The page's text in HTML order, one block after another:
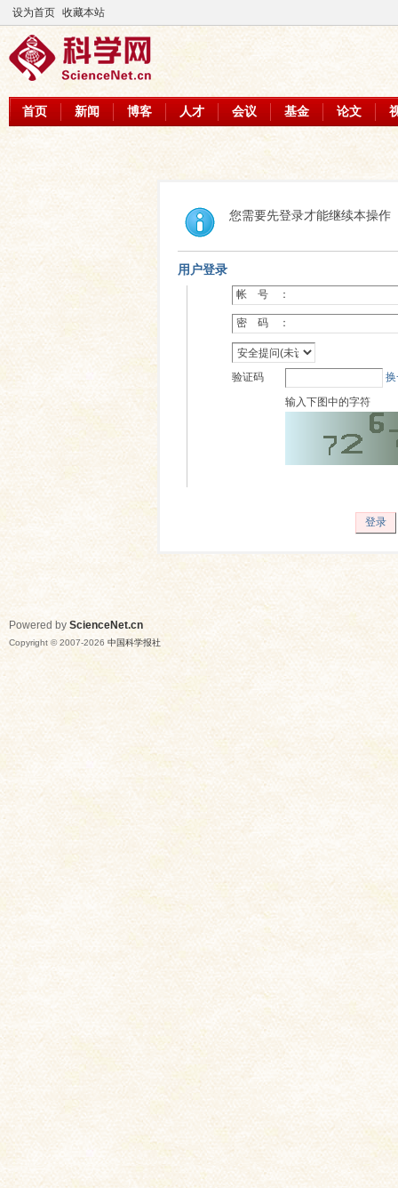
设为首页 收藏本站
首页 新闻 博客 人才 会议 基金 论文
您需要先登录才能继续本操作
用户登录
帐 号 ：
密 码 ：
验证码
输入下图中的字符
登录
Powered by ScienceNet.cn
Copyright © 2007-2026 中国科学报社